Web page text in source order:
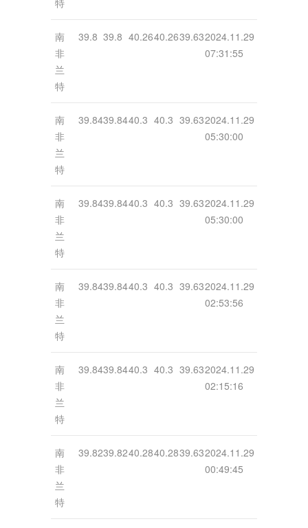
特
南
非
兰
特
39.8 39.8 40.2640.2639.632024.11.29
07:31:55
南
非
兰
特
39.8439.8440.3 40.3 39.632024.11.29
05:30:00
南
非
兰
特
39.8439.8440.3 40.3 39.632024.11.29
05:30:00
南
非
兰
特
39.8439.8440.3 40.3 39.632024.11.29
02:53:56
南
非
兰
特
39.8439.8440.3 40.3 39.632024.11.29
02:15:16
南
非
兰
特
39.8239.8240.2840.2839.632024.11.29
00:49:45